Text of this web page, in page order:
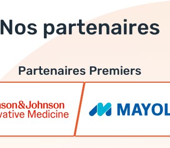
Nos partenaires
Partenaires Premiers